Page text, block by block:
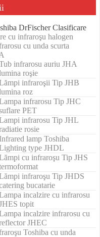
DrFischer Clasificare
cu infraroşu halogen
cu unda scurta
infrarosu auriu JHA
roşie
infraroşii Tip JHB
roz
infrarosu Tip JHC
PET
infrarosu Tip JHL
rosie
Infrared lamp Toshiba
type JHDL
cu infraroşu Tip JHS
infraroşu Tip JHDS
bucatarie
incalzire cu infrarosu
topit
incalzire infrarosu cu
JHEC
Toshiba cu unda